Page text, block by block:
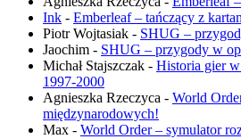
Ink - Emberleaf – tańczący z
Piotr Wojtasiak - SHUG –
Jaochim - SHUG – przygody w
Michał Stajszczak - Historia gier w
1997-2000
Agnieszka Rzeczyca - World
międzynarodowych!
Max - World Order – symulator